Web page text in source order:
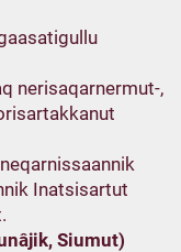
nerisaqarnermut-,
Inatsisartut
Siumut)